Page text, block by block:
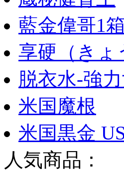
藍金偉哥1
享硬（きょ
脱衣水-強
米国魔根
米国黒金
人気商品：